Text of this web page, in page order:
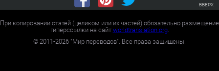
ВВЕРХ
При копировании статей (целиком или их частей) обязательно размещение
гиперссылки на сайтworldtranslation.org.
©2011-2026 "Мир переводов". Все права защищены.